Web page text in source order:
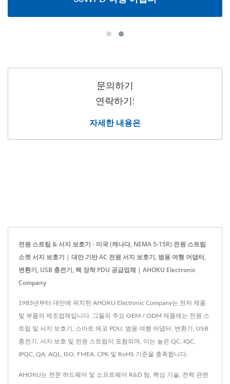
문의하기
연락하기!
자세한 내용은
전원 스트립 & 서지 보호기 - 미국 (캐나다, NEMA 5-15R) 전원 스트립
소켓 서지 보호기 | 대만 기반 AC 전원 서지 보호기, 범용 여행 어댑터,
변환기, USB 충전기, 랙 장착 PDU 공급업체 | AHOKU Electronic
Company
1983년부터 대만에 위치한 AHOKU Electronic Company는 전자 제품
및 부품의 제조업체입니다. 그들의 주요 OEM / ODM 제품에는 전원 스
트립 및 서지 보호기, 스마트 에코 PDU, 범용 여행 어댑터, 변환기, USB
충전기, 서지 보호 및 전원 스트립이 포함되며, 이는 높은 QC, IQC,
IPQC, QA, AQL, ISO, FMEA, CPK 및 RoHS 기준을 충족합니다.
AHOKU는 전문 하드웨어 및 소프트웨어 R&D 팀, 핵심 기술, 전력 관련